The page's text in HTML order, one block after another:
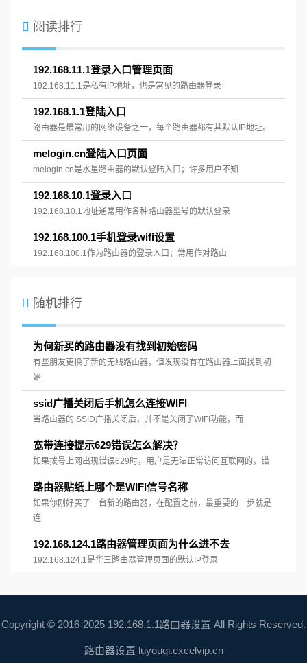
阅读排行
192.168.11.1登录入口管理页面
192.168.11.1是私有IP地址，也是常见的路由器登录
192.168.1.1登陆入口
路由器是最常用的网络设备之一，每个路由器都有其默认IP地址。
melogin.cn登陆入口页面
melogin.cn是水星路由器的默认登陆入口；许多用户不知
192.168.10.1登录入口
192.168.10.1地址通常用作各种路由器型号的默认登录
192.168.100.1手机登录wifi设置
192.168.100.1作为路由器的登录入口；常用作对路由
随机排行
为何新买的路由器没有找到初始密码
有些朋友更换了新的无线路由器，但发现没有在路由器上面找到初
始
ssid广播关闭后手机怎么连接WIFI
当路由器的 SSID广播关闭后，并不是关闭了WIFI功能，而
宽带连接提示629错误怎么解决？
如果拨号上网出现错误629时，用户是无法正常访问互联网的，错
路由器贴纸上哪个是WIFI信号名称
如果你刚好买了一台新的路由器，在配置之前，最重要的一步就是
连
192.168.124.1路由器管理页面为什么进不去
192.168.124.1是华三路由器管理页面的默认IP登录
Copyright © 2016-2025 192.168.1.1路由器设置 All Rights Reserved.
路由器设置 luyouqi.excelvip.cn